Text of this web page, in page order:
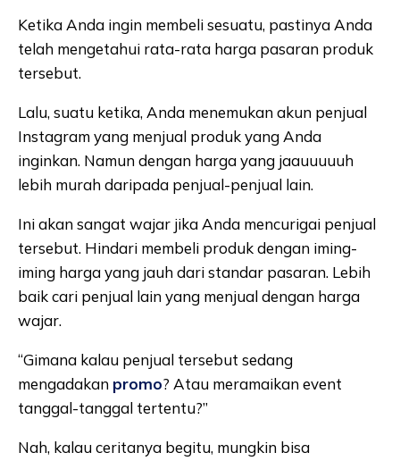
Ketika Anda ingin membeli sesuatu, pastinya Anda
telah mengetahui rata-rata harga pasaran produk
tersebut.
Lalu, suatu ketika, Anda menemukan akun penjual
Instagram yang menjual produk yang Anda
inginkan. Namun dengan harga yang jaauuuuuh
lebih murah daripada penjual-penjual lain.
Ini akan sangat wajar jika Anda mencurigai penjual
tersebut. Hindari membeli produk dengan iming-
iming harga yang jauh dari standar pasaran. Lebih
baik cari penjual lain yang menjual dengan harga
wajar.
“Gimana kalau penjual tersebut sedang
mengadakan promo? Atau meramaikan event
tanggal-tanggal tertentu?”
Nah, kalau ceritanya begitu, mungkin bisa